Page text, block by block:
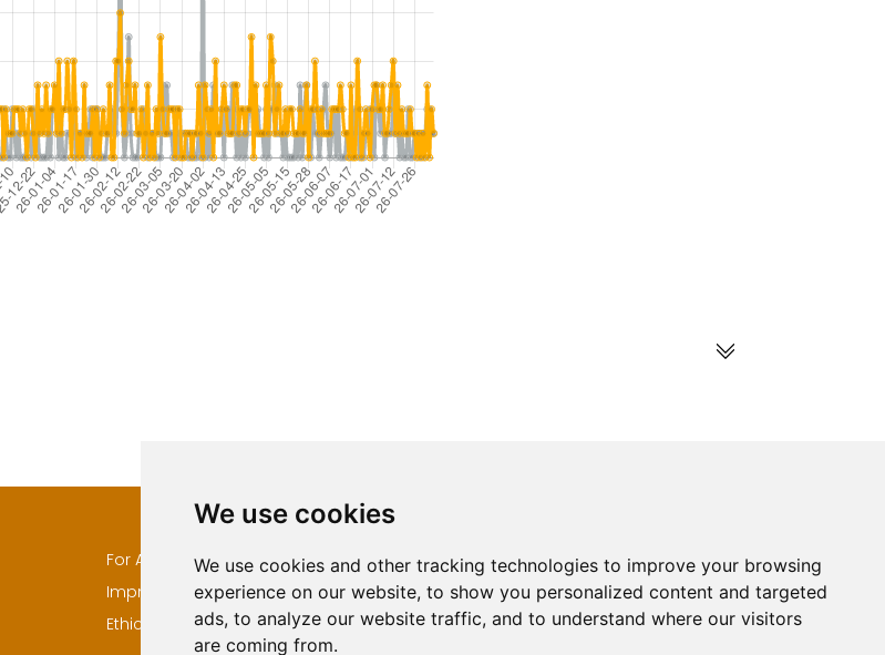
We use cookies
We use cookies and other tracking technologies to improve your browsing
experience on our website, to show you personalized content and targeted
ads, to analyze our website traffic, and to understand where our visitors
are coming from.
For Authors
Impressum
Ethical Standards
Authors
Keywords